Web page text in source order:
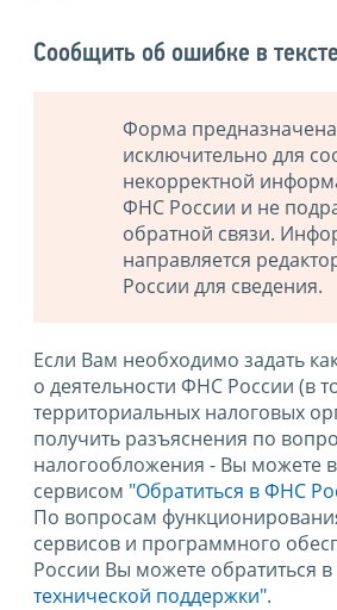
Сообщить об ошибке в тексте
Форма предназначена
исключительно для
некорректной
ФНС России и не
обратной связи.
направляется
России для сведения.
Если Вам необходимо задать
о деятельности ФНС России (в
территориальных налоговых
получить разъяснения по
налогообложения - Вы можете
сервисом "Обратиться в ФНС
По вопросам
сервисов и программного
России Вы можете обратиться в
технической поддержки".